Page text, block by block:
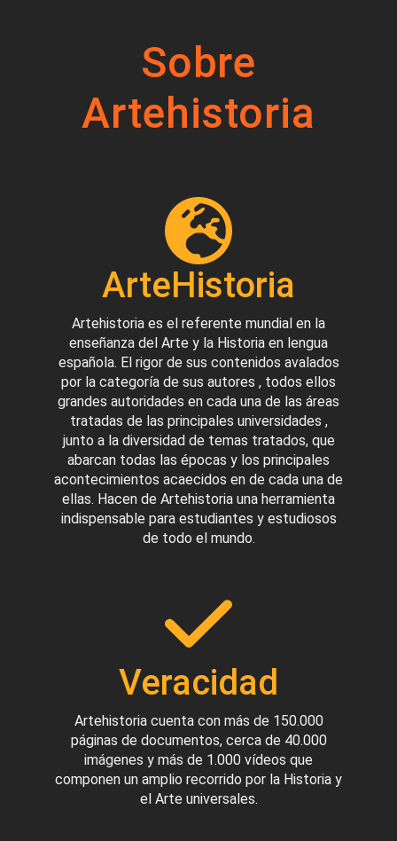
Sobre
Artehistoria
ArteHistoria
Artehistoria es el referente mundial en la
enseñanza del Arte y la Historia en lengua
española. El rigor de sus contenidos avalados
por la categoría de sus autores , todos ellos
grandes autoridades en cada una de las áreas
tratadas de las principales universidades ,
junto a la diversidad de temas tratados, que
abarcan todas las épocas y los principales
acontecimientos acaecidos en de cada una de
ellas. Hacen de Artehistoria una herramienta
indispensable para estudiantes y estudiosos
de todo el mundo.
Veracidad
Artehistoria cuenta con más de 150.000
páginas de documentos, cerca de 40.000
imágenes y más de 1.000 vídeos que
componen un amplio recorrido por la Historia y
el Arte universales.